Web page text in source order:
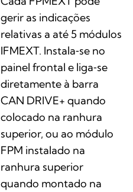
gerir as indicações
relativas a até 5 módulos
IFMEXT. Instala‑se no
painel frontal e liga‑se
diretamente à barra
CAN DRIVE+ quando
colocado na ranhura
superior, ou ao módulo
FPM instalado na
ranhura superior
quando montado na